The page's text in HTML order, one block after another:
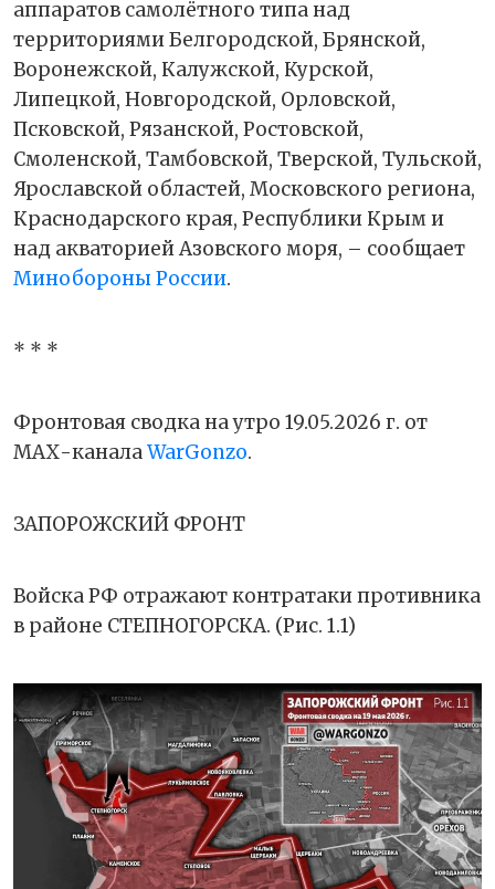
аппаратов самолётного типа над
территориями Белгородской, Брянской,
Воронежской, Калужской, Курской,
Липецкой, Новгородской, Орловской,
Псковской, Рязанской, Ростовской,
Смоленской, Тамбовской, Тверской, Тульской,
Ярославской областей, Московского региона,
Краснодарского края, Республики Крым и
над акваторией Азовского моря, – сообщает
Минобороны России.
* * *
Фронтовая сводка на утро 19.05.2026 г. от
МАХ-каналаWarGonzo.
ЗАПОРОЖСКИЙ ФРОНТ
Войска РФ отражают контратаки противника
в районе СТЕПНОГОРСКА. (Рис. 1.1)